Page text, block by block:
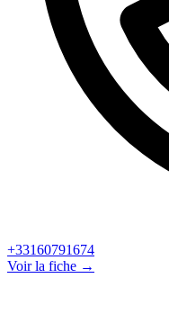
+33160791674
Voir la fiche →